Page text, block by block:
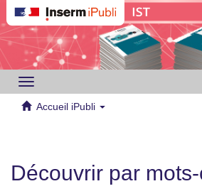
Toggle
navigation
Accueil iPubli
Découvrir par